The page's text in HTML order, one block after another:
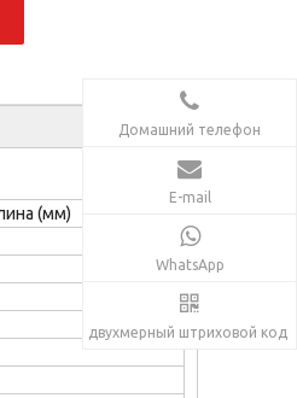
(мм)
Домашний телефон
E-mail
WhatsApp
двухмерный штриховой код